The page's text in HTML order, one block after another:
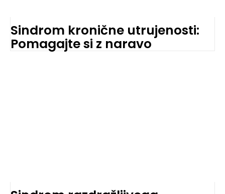
Sindrom kronične utrujenosti:
Pomagajte si z naravo